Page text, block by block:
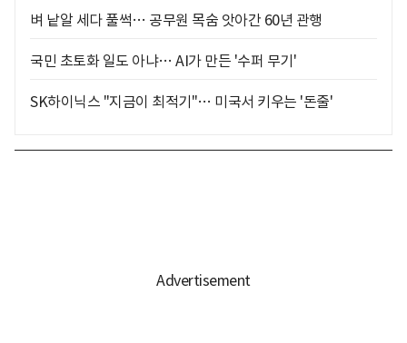
벼 낱알 세다 풀썩… 공무원 목숨 앗아간 60년 관행
국민 초토화 일도 아냐… AI가 만든 '수퍼 무기'
SK하이닉스 "지금이 최적기"… 미국서 키우는 '돈줄'